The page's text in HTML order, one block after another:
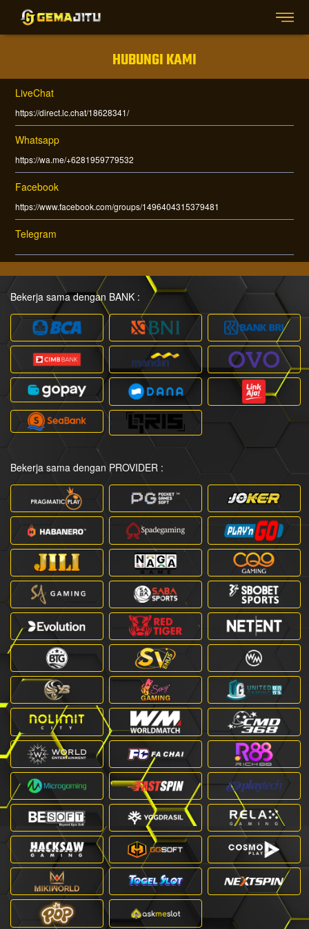
HUBUNGI KAMI
LiveChat
https://direct.lc.chat/18628341/
Whatsapp
https://wa.me/+6281959779532
Facebook
https://www.facebook.com/groups/1496404315379481
Telegram
Bekerja sama dengan BANK :
Bekerja sama dengan PROVIDER :